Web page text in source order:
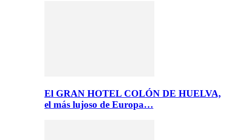
El GRAN HOTEL COLÓN DE HUELVA,
el más lujoso de Europa…